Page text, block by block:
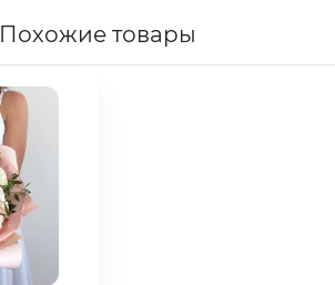
Похожие товары